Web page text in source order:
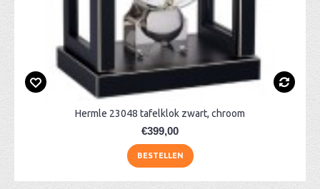
Hermle 23048 tafelklok zwart, chroom
€399,00
BESTELLEN